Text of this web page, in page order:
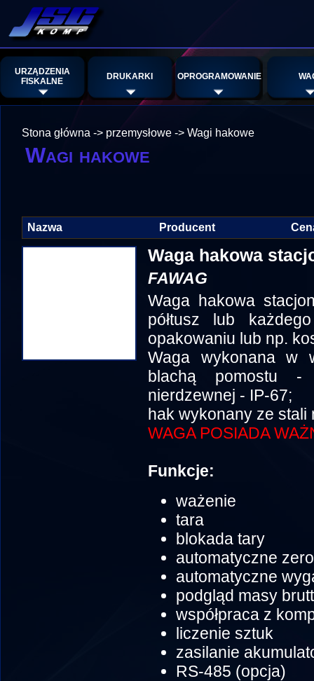
URZĄDZENIA
FISKALNE
DRUKARKI OPROGRAMOWANIE
Stona główna -> przemysłowe -> Wagi hakowe
Wagi hakowe
Nazwa Producent
Waga hakowa
FAWAG
Waga hakowa
półtusz lub
opakowaniu lub np.
Waga wykonana w
blachą pomostu -
nierdzewnej - IP-67;
hak wykonany ze
WAGA POSIADA
Funkcje:
ważenie
tara
blokada tary
automatyczne
automatyczne
podgląd masy
współpraca z
liczenie sztuk
zasilanie
RS-485 (opcja)